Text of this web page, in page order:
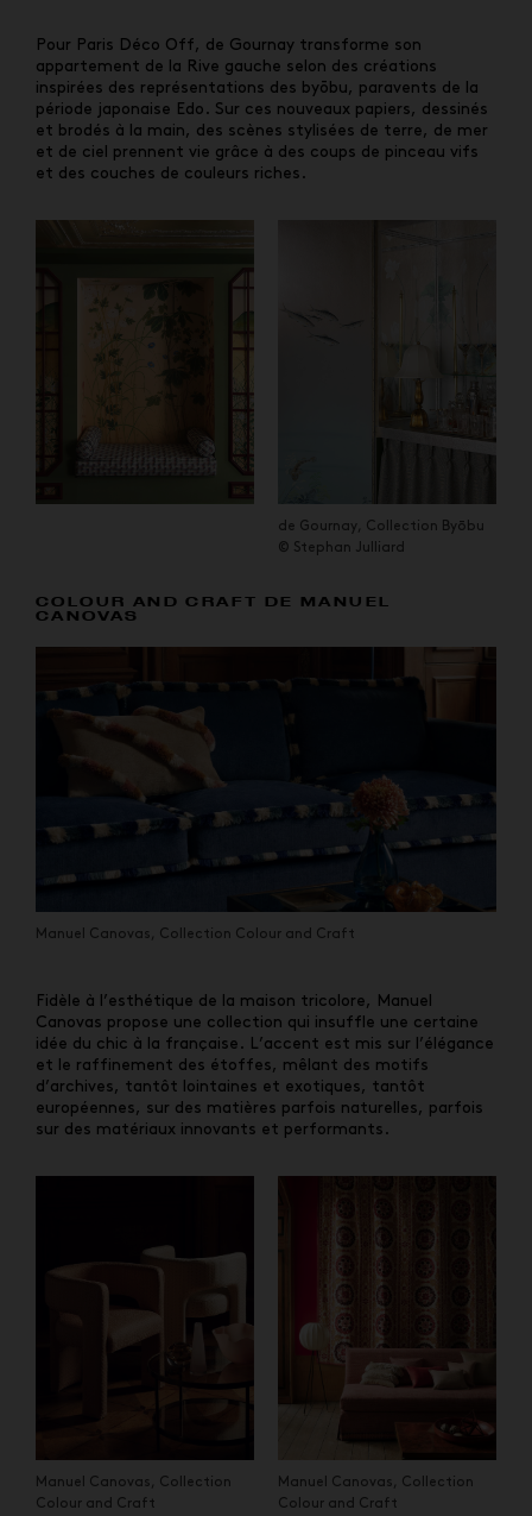
Pour Paris Déco Off, de Gournay transforme son
appartement de la Rive gauche selon des créations
inspirées des représentations des byōbu, paravents de la
période japonaise Edo. Sur ces nouveaux papiers, dessinés
et brodés à la main, des scènes stylisées de terre, de mer
et de ciel prennent vie grâce à des coups de pinceau vifs
et des couches de couleurs riches.
de Gournay, Collection Byōbu
© Stephan Julliard
COLOUR AND CRAFT DE MANUEL
CANOVAS
Manuel Canovas, Collection Colour and Craft
Fidèle à l’esthétique de la maison tricolore, Manuel
Canovas propose une collection qui insuffle une certaine
idée du chic à la française. L’accent est mis sur l’élégance
et le raffinement des étoffes, mêlant des motifs
d’archives, tantôt lointaines et exotiques, tantôt
européennes, sur des matières parfois naturelles, parfois
sur des matériaux innovants et performants.
Manuel Canovas, Collection
Colour and Craft
Manuel Canovas, Collection
Colour and Craft